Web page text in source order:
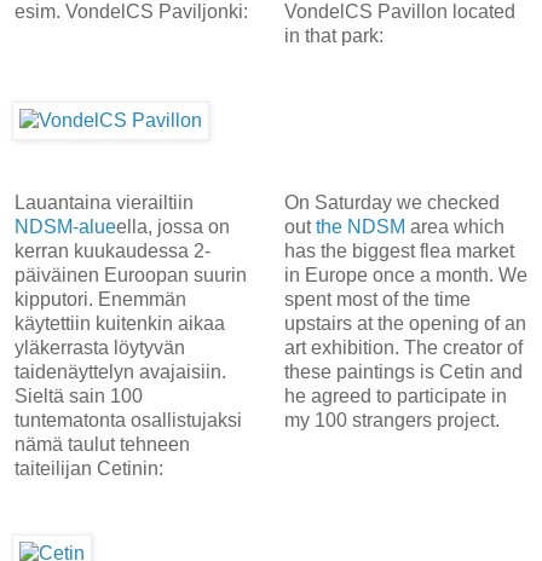
esim. VondelCS Paviljonki:
VondelCS Pavillon located
in that park:
Lauantaina vierailtiin
NDSM-alueella, jossa on
kerran kuukaudessa 2-
päiväinen Euroopan suurin
kipputori. Enemmän
käytettiin kuitenkin aikaa
yläkerrasta löytyvän
taidenäyttelyn avajaisiin.
Sieltä sain 100
tuntematonta osallistujaksi
nämä taulut tehneen
taiteilijan Cetinin:
On Saturday we checked
outthe NDSM area which
has the biggest flea market
in Europe once a month. We
spent most of the time
upstairs at the opening of an
art exhibition. The creator of
these paintings is Cetin and
he agreed to participate in
my 100 strangers project.